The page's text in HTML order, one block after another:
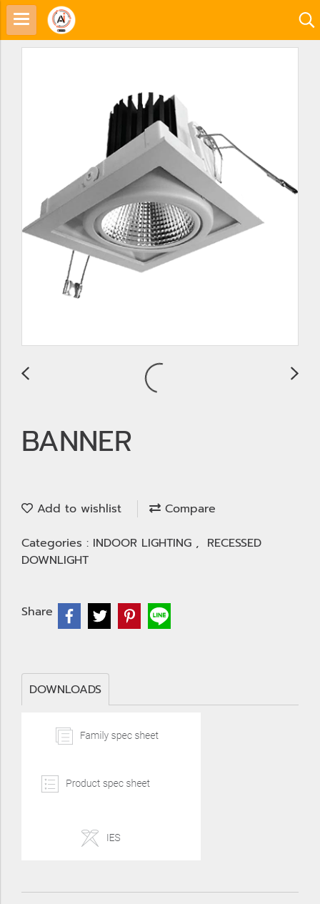
BANNER
Add to wishlist
Compare
Categories : INDOOR LIGHTING , RECESSED
DOWNLIGHT
Share
DOWNLOADS